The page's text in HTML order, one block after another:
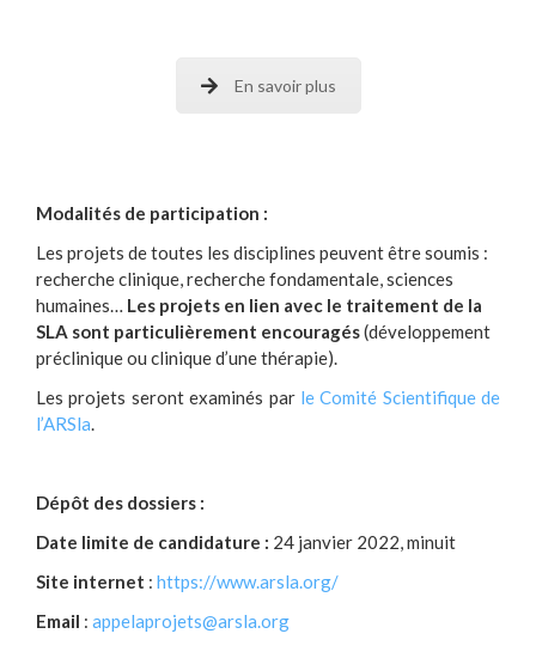
En savoir plus
Modalités de participation :
Les projets de toutes les disciplines peuvent être soumis :
recherche clinique, recherche fondamentale, sciences
humaines… Les projets en lien avec le traitement de la
SLA sont particulièrement encouragés(développement
préclinique ou clinique d’une thérapie).
Les projets seront examinés par le Comité Scientifique de
l’ARSla.
Dépôt des dossiers :
Date limite de candidature : 24 janvier 2022, minuit
Site internet : https://www.arsla.org/
Email : appelaprojets@arsla.org